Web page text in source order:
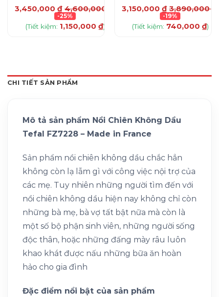
3,450,000 ₫ 4,600,000
-25%
(Tiết kiệm: 1,150,000 ₫)
3,150,000 ₫ 3,890,000
-19%
(Tiết kiệm: 740,000 ₫)
CHI TIẾT SẢN PHẨM
Mô tả sản phẩm Nồi Chiên Không Dầu
Tefal FZ7228 – Made in France
Sản phẩm nồi chiên không dầu chắc hẳn
không còn lạ lẫm gì với công việc nội trợ của
các mẹ. Tuy nhiên những người tìm đến với
nồi chiên không dầu hiện nay không chỉ còn
những bà mẹ, bà vợ tất bật nữa mà còn là
một số bộ phận sinh viên, những người sống
độc thân, hoặc những đấng mày râu luôn
khao khát được nấu những bữa ăn hoàn
hảo cho gia đình
Đặc điểm nổi bật của sản phẩm